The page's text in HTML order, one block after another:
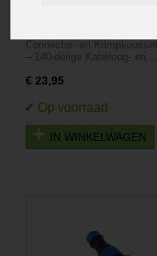
Krimpkousset – 140-
delige Kabeloog- en
Krimpset -
Connector- en Krimpkousset
– 140-delige Kabeloog- en…
€ 23,95
IN WINKELWAGEN